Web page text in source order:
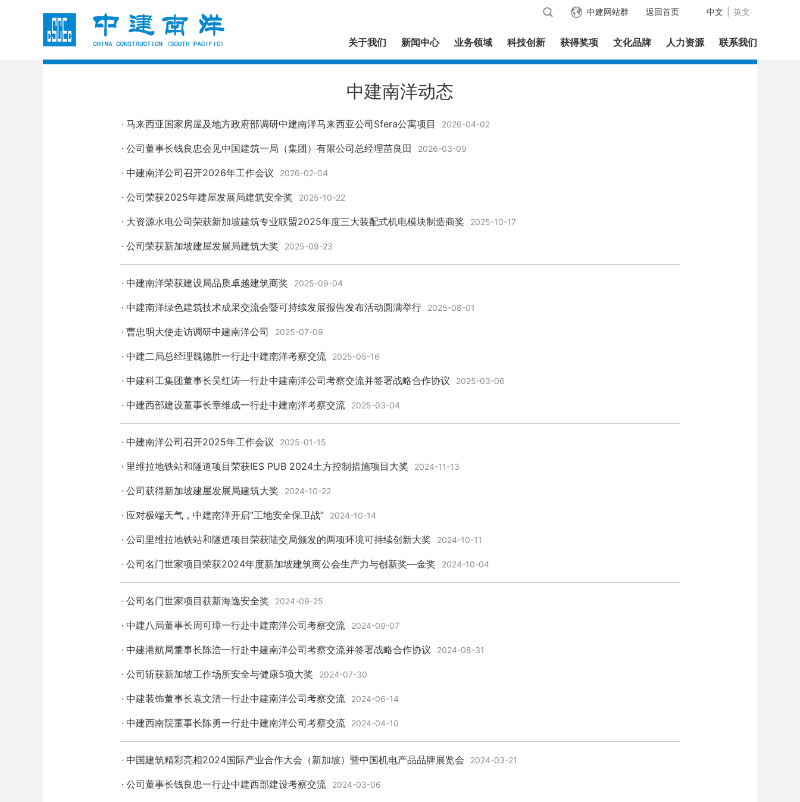
中文 英文
返回首页
中建网站群
关于我们 新闻中心 业务领域 科技创新 获得奖项 文化品牌 人力资源 联系我们
中建南洋动态
马来西亚国家房屋及地方政府部调研中建南洋马来西亚公司Sfera公寓项目 2026-04-02
公司董事长钱良忠会见中国建筑一局（集团）有限公司总经理苗良田 2026-03-09
中建南洋公司召开2026年工作会议 2026-02-04
公司荣获2025年建屋发展局建筑安全奖 2025-10-22
大资源水电公司荣获新加坡建筑专业联盟2025年度三大装配式机电模块制造商奖 2025-10-17
公司荣获新加坡建屋发展局建筑大奖 2025-09-23
中建南洋荣获建设局品质卓越建筑商奖 2025-09-04
中建南洋绿色建筑技术成果交流会暨可持续发展报告发布活动圆满举行 2025-08-01
曹忠明大使走访调研中建南洋公司 2025-07-09
中建二局总经理魏德胜一行赴中建南洋考察交流 2025-05-16
中建科工集团董事长吴红涛一行赴中建南洋公司考察交流并签署战略合作协议 2025-03-06
中建西部建设董事长章维成一行赴中建南洋考察交流 2025-03-04
中建南洋公司召开2025年工作会议 2025-01-15
里维拉地铁站和隧道项目荣获IES PUB 2024土方控制措施项目大奖 2024-11-13
公司获得新加坡建屋发展局建筑大奖 2024-10-22
应对极端天气，中建南洋开启“工地安全保卫战” 2024-10-14
公司里维拉地铁站和隧道项目荣获陆交局颁发的两项环境可持续创新大奖 2024-10-11
公司名门世家项目荣获2024年度新加坡建筑商公会生产力与创新奖—金奖 2024-10-04
公司名门世家项目获新海逸安全奖 2024-09-25
中建八局董事长周可璋一行赴中建南洋公司考察交流 2024-09-07
中建港航局董事长陈浩一行赴中建南洋公司考察交流并签署战略合作协议 2024-08-31
公司斩获新加坡工作场所安全与健康5项大奖 2024-07-30
中建装饰董事长袁文清一行赴中建南洋公司考察交流 2024-06-14
中建西南院董事长陈勇一行赴中建南洋公司考察交流 2024-04-10
中国建筑精彩亮相2024国际产业合作大会（新加坡）暨中国机电产品品牌展览会 2024-03-21
公司董事长钱良忠一行赴中建西部建设考察交流 2024-03-06